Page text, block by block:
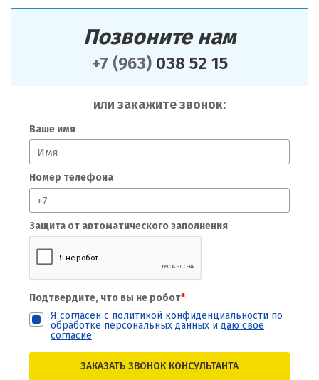
Позвоните нам
+7 (963)038 52 15
или закажите звонок:
Ваше имя
Номер телефона
Защита от автоматического заполнения
Подтвердите, что вы не робот*
Я согласен с политикой конфиденциальности по
обработке персональных данных и даю свое
согласие
ЗАКАЗАТЬ ЗВОНОК КОНСУЛЬТАНТА